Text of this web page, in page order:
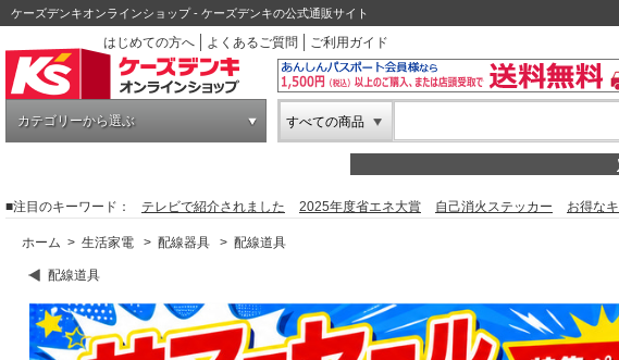
ケーズデンキオンラインショップ - ケーズデンキの公式通販サイト
はじめての方へ
よくあるご質問 ご利用ガイド
カテゴリーから選ぶ すべての商品
■注目のキーワード： テレビで紹介されました 2025年度省エネ大賞 自己消火ステッカー お得な
ホーム > 生活家電 > 配線器具 > 配線道具
配線道具